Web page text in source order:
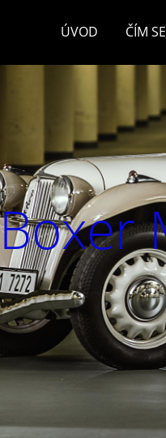
ÚVOD ČÍM
Boxer